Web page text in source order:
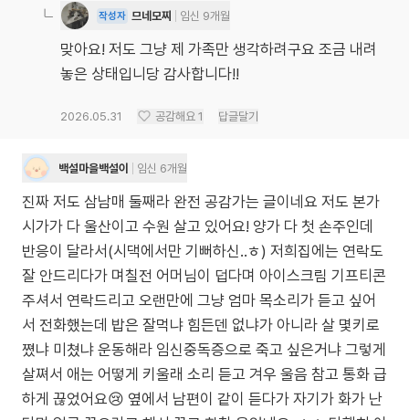
작성자 므네모찌 임신 9개월
맞아요! 저도 그냥 제 가족만 생각하려구요 조금 내려
놓은 상태입니당 감사합니다!!
2026.05.31 공감해요 1 답글달기
백설마을백설이 임신 6개월
진짜 저도 삼남매 둘째라 완전 공감가는 글이네요 저도 본가
시가가 다 울산이고 수원 살고 있어요! 양가 다 첫 손주인데
반응이 달라서(시댁에서만 기뻐하신..ㅎ) 저희집에는 연락도
잘 안드리다가 며칠전 어머님이 덥다며 아이스크림 기프티콘
주셔서 연락드리고 오랜만에 그냥 엄마 목소리가 듣고 싶어
서 전화했는데 밥은 잘먹냐 힘든덴 없냐가 아니라 살 몇키로
쪘냐 미쳤냐 운동해라 임신중독증으로 죽고 싶은거냐 그렇게
살쪄서 애는 어떻게 키울래 소리 듣고 겨우 울음 참고 통화 급
하게 끊었어요😢 옆에서 남편이 같이 듣다가 자기가 화가 난